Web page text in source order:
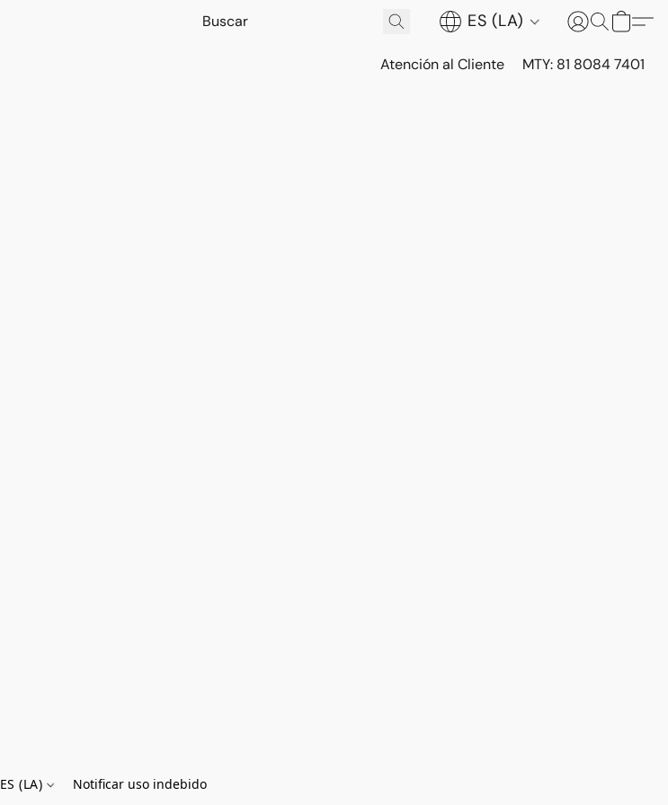
ES (LA)
Atención al Cliente MTY: 81 8084 7401
ES (LA) Notificar uso indebido